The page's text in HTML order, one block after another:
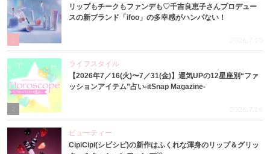
リップもチークもファンデも♡千吉良恵子さんプロデュー
スの新ブランド「ifoo」の多幸感がハンパない！
2026.7.10
ライフスタイル
【2026年7／16(火)〜7／31(金)】運気UPの12星座別“ファ
ッションアイテム”占い-itSnap Magazine-
2026.7.16
ビューティー
CipiCipi(シピシピ)の新作はふくれな渾身のリップ＆グリッ